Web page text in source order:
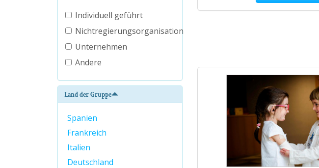
Individuell geführt
Nichtregierungsorganisation
Unternehmen
Andere
Land der Gruppe
Spanien
Frankreich
Italien
Deutschland